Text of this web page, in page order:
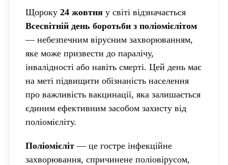
Щороку 24 жовтня у світі відзначається
Всесвітній день боротьби з поліомієлітом
— небезпечним вірусним захворюванням,
яке може призвести до паралічу,
інвалідності або навіть смерті. Цей день має
на меті підвищити обізнаність населення
про важливість вакцинації, яка залишається
єдиним ефективним засобом захисту від
поліомієліту.
Поліомієліт — це гостре інфекційне
захворювання, спричинене поліовірусом,